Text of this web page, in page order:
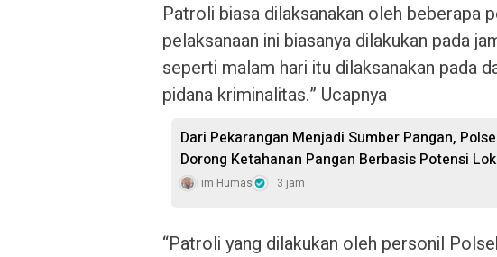
Patroli biasa dilaksanakan oleh beberapa
pelaksanaan ini biasanya dilakukan pada
seperti malam hari itu dilaksanakan pada
pidana kriminalitas.” Ucapnya
Dari Pekarangan Menjadi Sumber Pangan,
Dorong Ketahanan Pangan Berbasis Potensi
Tim Humas 3 jam
“Patroli yang dilakukan oleh personil